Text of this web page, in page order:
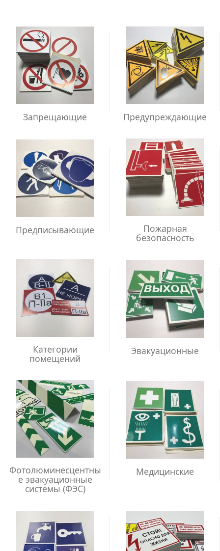
Запрещающие Предупреждающие
Предписывающие Пожарная
безопасность
Категории
помещений
Эвакуационные
Фотолюминесцентны
е эвакуационные
системы (ФЭС)
Медицинские